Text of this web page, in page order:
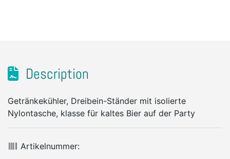
Description
Getränkekühler, Dreibein-Ständer mit isolierte
Nylontasche, klasse für kaltes Bier auf der Party
Artikelnummer: